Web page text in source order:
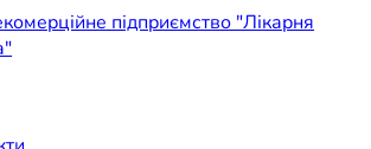
некомерційне